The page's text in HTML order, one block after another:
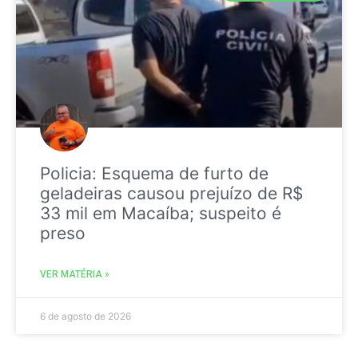
Policia: Esquema de furto de
geladeiras causou prejuízo de R$
33 mil em Macaíba; suspeito é
preso
VER MATÉRIA »
6 de agosto de 2026